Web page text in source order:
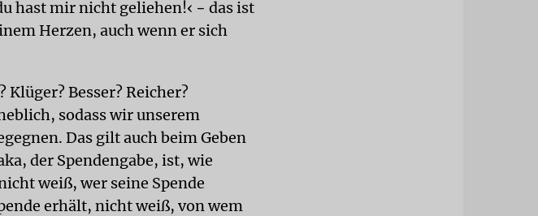
hast mir nicht geliehen!‹ − das ist
Herzen, auch wenn er sich
Besser? Reicher?
sodass wir unserem
Das gilt auch beim Geben
der Spendengabe, ist, wie
weiß, wer seine Spende
erhält, nicht weiß, von wem